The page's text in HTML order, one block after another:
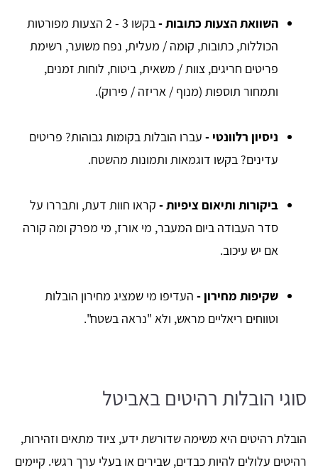
השוואת הצעות כתובות -
בקשו 3 - 2 הצעות מפורטות
הכוללות, כתובות, קומה / מעלית, נפח משוער, רשימת
פריטים חריגים, צוות / משאית, ביטוח, לוחות זמנים,
ותמחור תוספות (מנוף / אריזה / פירוק).
ניסיון רלוונטי - עברו הובלות בקומות גבוהות? פריטים
עדינים? בקשו דוגמאות ותמונות מהשטח.
ביקורות ותיאום ציפיות - קראו חוות דעת, ותבררו על
סדר העבודה ביום המעבר, מי אורז, מי מפרק ומה קורה
אם יש עיכוב.
שקיפות מחירון - העדיפו מי שמציג מחירון הובלות
וטווחים ריאליים מראש, ולא "נראה בשטח".
סוגי הובלות רהיטים באביטל
הובלת רהיטים היא משימה שדורשת ידע, ציוד מתאים וזהירות,
רהיטים עלולים להיות כבדים, שבירים או בעלי ערך רגשי. קיימים